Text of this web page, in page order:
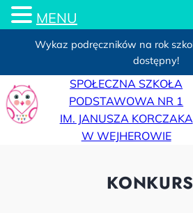
Wykaz podręczników na rok
dostępny!
Przejdź
do
treści
SPOŁECZNA SZKOŁA
PODSTAWOWA NR 1
IM. JANUSZA KORCZAKA
W WEJHEROWIE
MENU